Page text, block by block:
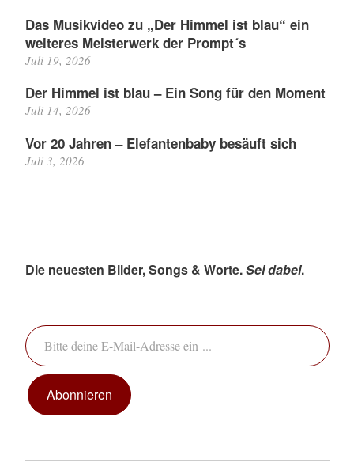
Das Musikvideo zu „Der Himmel ist blau“ ein
weiteres Meisterwerk der Prompt´s
Juli 19, 2026
Der Himmel ist blau – Ein Song für den Moment
Juli 14, 2026
Vor 20 Jahren – Elefantenbaby besäuft sich
Juli 3, 2026
Die neuesten Bilder, Songs & Worte.Sei dabei.
Bitte deine E-Mail-Adresse ein ...
Abonnieren